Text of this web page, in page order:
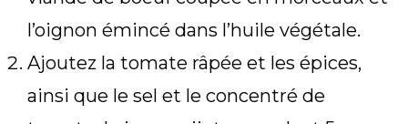
l’oignon émincé dans l’huile végétale.
Ajoutez la tomate râpée et les épices,
ainsi que le sel et le concentré de